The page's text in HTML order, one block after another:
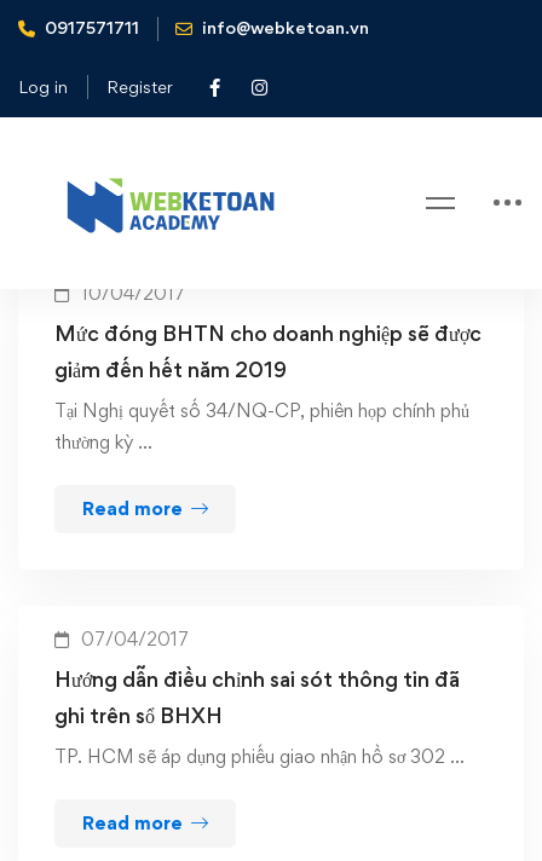
0917571711 info@webketoan.vn
Log in Register
Home Lao dong tien luong
Tag: Lao dong tien luong
10/04/2017
Mức đóng BHTN cho doanh nghiệp sẽ được
giảm đến hết năm 2019
Tại Nghị quyết số 34/NQ-CP, phiên họp chính phủ
thường kỳ …
Read more
07/04/2017
Hướng dẫn điều chỉnh sai sót thông tin đã
ghi trên sổ BHXH
TP. HCM sẽ áp dụng phiếu giao nhận hồ sơ 302 …
Read more